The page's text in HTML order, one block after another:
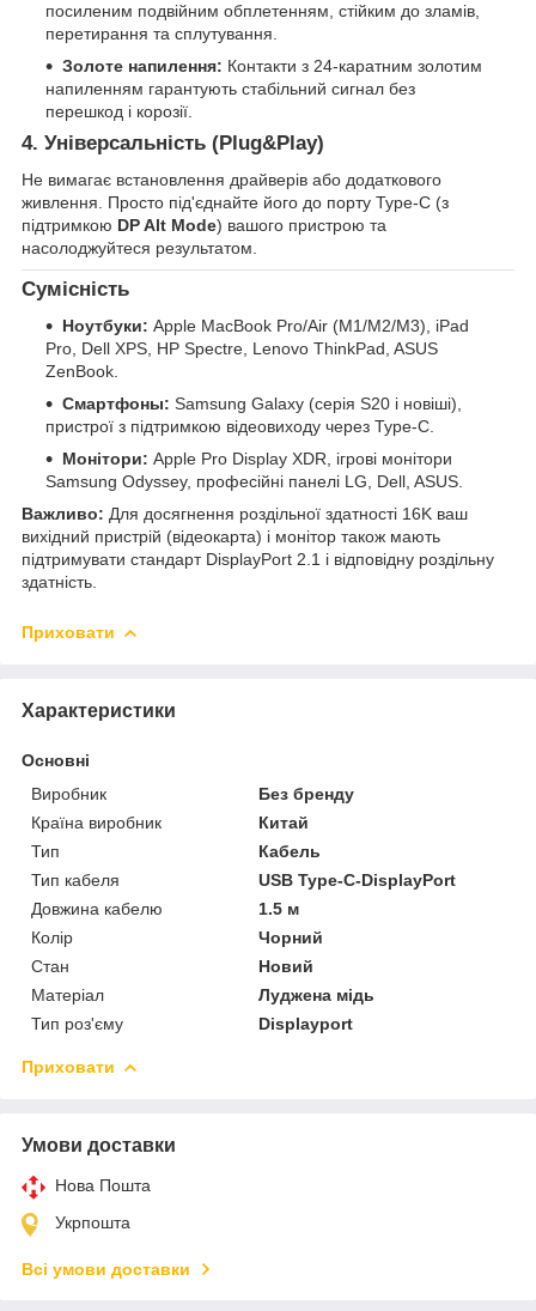
посиленим подвійним обплетенням, стійким до зламів,
перетирання та сплутування.
Золоте напилення: Контакти з 24-каратним золотим
напиленням гарантують стабільний сигнал без
перешкод і корозії.
4. Універсальність (Plug&Play)
Не вимагає встановлення драйверів або додаткового
живлення. Просто під'єднайте його до порту Type-C (з
підтримкою DP Alt Mode) вашого пристрою та
насолоджуйтеся результатом.
Сумісність
Ноутбуки: Apple MacBook Pro/Air (M1/M2/M3), iPad
Pro, Dell XPS, HP Spectre, Lenovo ThinkPad, ASUS
ZenBook.
Смартфоны: Samsung Galaxy (серія S20 і новіші),
пристрої з підтримкою відеовиходу через Type-C.
Монітори: Apple Pro Display XDR, ігрові монітори
Samsung Odyssey, професійні панелі LG, Dell, ASUS.
Важливо: Для досягнення роздільної здатності 16K ваш
вихідний пристрій (відеокарта) і монітор також мають
підтримувати стандарт DisplayPort 2.1 і відповідну роздільну
здатність.
Приховати
Характеристики
Основні
Виробник
Без бренду
Країна виробник
Китай
Тип
Кабель
Тип кабеля
USB Type-C-DisplayPort
Довжина кабелю
1.5 м
Колір
Чорний
Стан
Новий
Матеріал
Луджена мідь
Тип роз'єму
Displayport
Приховати
Умови доставки
Нова Пошта
Укрпошта
Всі умови доставки